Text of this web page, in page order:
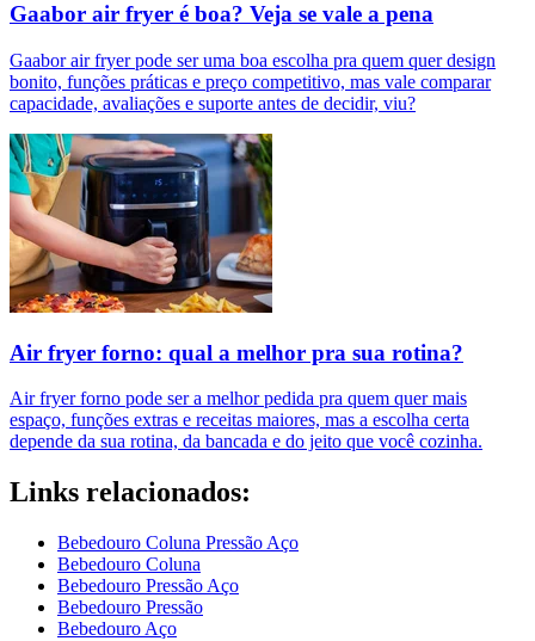
Gaabor air fryer é boa? Veja se vale a pena
Gaabor air fryer pode ser uma boa escolha pra quem quer design
bonito, funções práticas e preço competitivo, mas vale comparar
capacidade, avaliações e suporte antes de decidir, viu?
Air fryer forno: qual a melhor pra sua rotina?
Air fryer forno pode ser a melhor pedida pra quem quer mais
espaço, funções extras e receitas maiores, mas a escolha certa
depende da sua rotina, da bancada e do jeito que você cozinha.
Links relacionados:
Bebedouro Coluna Pressão Aço
Bebedouro Coluna
Bebedouro Pressão Aço
Bebedouro Pressão
Bebedouro Aço